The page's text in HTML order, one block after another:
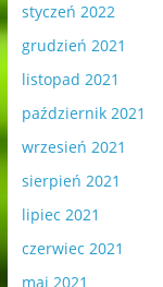
styczeń 2022
grudzień 2021
listopad 2021
październik 2021
wrzesień 2021
sierpień 2021
lipiec 2021
czerwiec 2021
maj 2021